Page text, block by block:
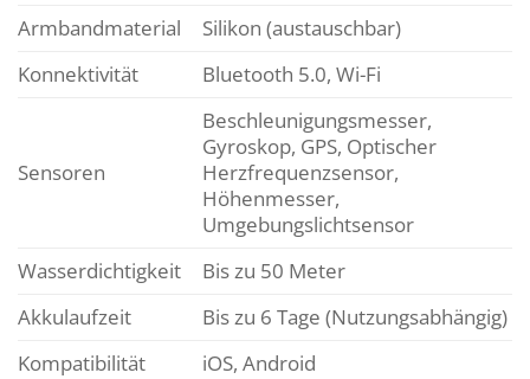
Armbandmaterial
Silikon (austauschbar)
Konnektivität
Bluetooth 5.0, Wi-Fi
Sensoren
Beschleunigungsmesser,
Gyroskop, GPS, Optischer
Herzfrequenzsensor,
Höhenmesser,
Umgebungslichtsensor
Wasserdichtigkeit
Bis zu 50 Meter
Akkulaufzeit
Bis zu 6 Tage (Nutzungsabhängig)
Kompatibilität
iOS, Android